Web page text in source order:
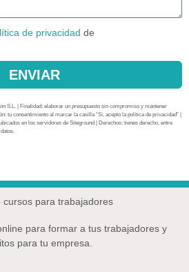
de privacidad de
ENVIAR
S.L. | Finalidad: elaborar un presupuesto sin compromiso y mantener
tu consentimiento al marcar la casilla “Sí, acepto la política de privacidad” |
en los servidores de Siteground | Derechos: tienes derecho, entre
para formar a tus trabajadores y
para tu empresa.